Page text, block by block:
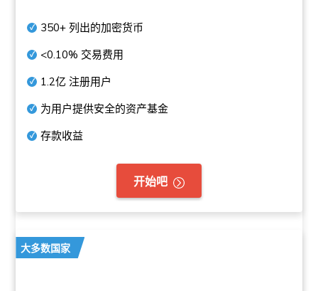
350+ 列出的加密货币
<0.10% 交易费用
1.2亿 注册用户
为用户提供安全的资产基金
存款收益
开始吧
大多数国家